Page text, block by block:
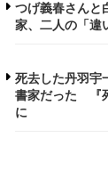
つげ義春さん
家、二人の「違
死去した丹羽宇
書家だった 『
に